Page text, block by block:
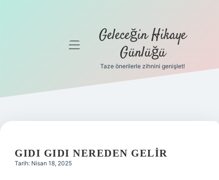
Gizlilik
Hakkımızda
menüyü Geleceğin Hikaye
Günlüğü
Taze önerilerle zihnini genişlet!
GIDI GIDI NEREDEN GELIR
Tarih: Nisan 18, 2025